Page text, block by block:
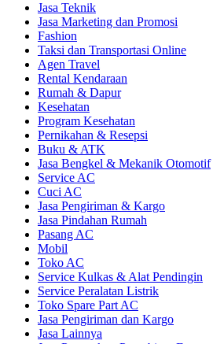
Jasa Teknik
Jasa Marketing dan Promosi
Fashion
Taksi dan Transportasi Online
Agen Travel
Rental Kendaraan
Rumah & Dapur
Kesehatan
Program Kesehatan
Pernikahan & Resepsi
Buku & ATK
Jasa Bengkel & Mekanik Otomotif
Service AC
Cuci AC
Jasa Pengiriman & Kargo
Jasa Pindahan Rumah
Pasang AC
Mobil
Toko AC
Service Kulkas & Alat Pendingin
Service Peralatan Listrik
Toko Spare Part AC
Jasa Pengiriman dan Kargo
Jasa Lainnya